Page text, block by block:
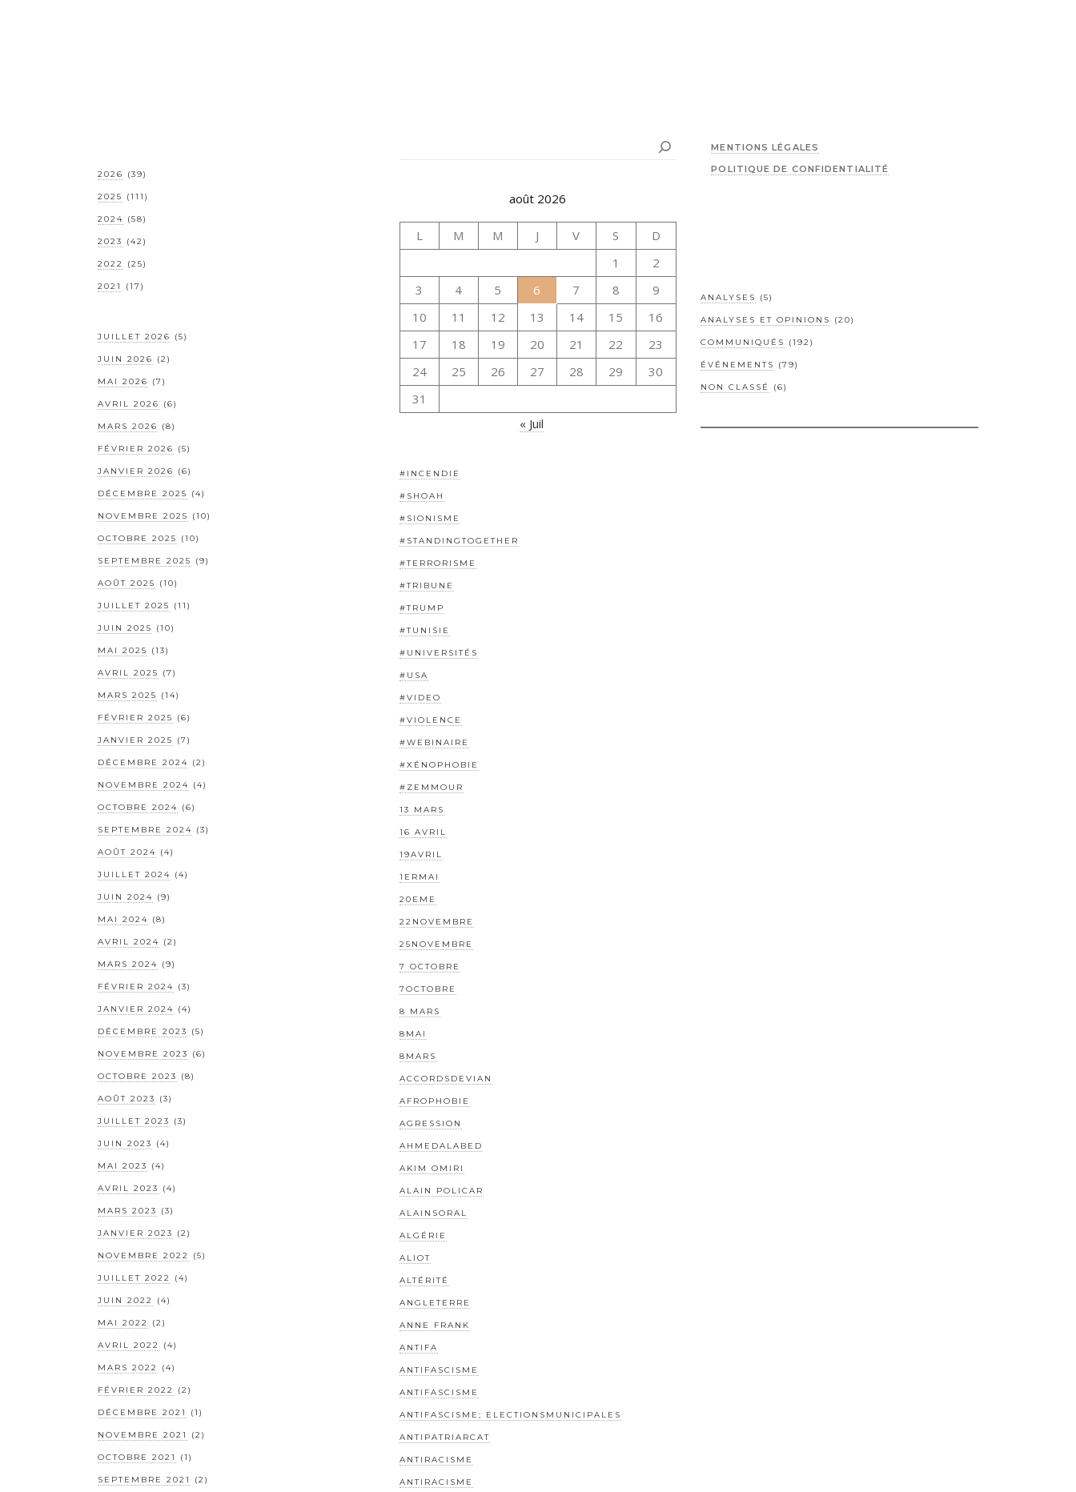
2026 (39)
2025 (111)
2024 (58)
2023 (42)
2022 (25)
2021 (17)
JUILLET 2026 (5)
JUIN 2026 (2)
MAI 2026 (7)
AVRIL 2026 (6)
MARS 2026 (8)
FÉVRIER 2026 (5)
JANVIER 2026 (6)
DÉCEMBRE 2025 (4)
NOVEMBRE 2025 (10)
OCTOBRE 2025 (10)
SEPTEMBRE 2025 (9)
AOÛT 2025 (10)
JUILLET 2025 (11)
JUIN 2025 (10)
MAI 2025 (13)
AVRIL 2025 (7)
MARS 2025 (14)
FÉVRIER 2025 (6)
JANVIER 2025 (7)
DÉCEMBRE 2024 (2)
NOVEMBRE 2024 (4)
OCTOBRE 2024 (6)
SEPTEMBRE 2024 (3)
AOÛT 2024 (4)
JUILLET 2024 (4)
JUIN 2024 (9)
MAI 2024 (8)
AVRIL 2024 (2)
MARS 2024 (9)
FÉVRIER 2024 (3)
JANVIER 2024 (4)
DÉCEMBRE 2023 (5)
NOVEMBRE 2023 (6)
OCTOBRE 2023 (8)
AOÛT 2023 (3)
JUILLET 2023 (3)
JUIN 2023 (4)
MAI 2023 (4)
AVRIL 2023 (4)
MARS 2023 (3)
JANVIER 2023 (2)
NOVEMBRE 2022 (5)
JUILLET 2022 (4)
JUIN 2022 (4)
MAI 2022 (2)
AVRIL 2022 (4)
MARS 2022 (4)
FÉVRIER 2022 (2)
DÉCEMBRE 2021 (1)
NOVEMBRE 2021 (2)
OCTOBRE 2021 (1)
SEPTEMBRE 2021 (2)
août 2026
L M M J V S
D
1
2
3
4 5 6 7 8
9
10
11 12 13 14 15
16
17
18 19 20 21 22
23
24
25 26 27 28 29
30
31
« Juil
#INCENDIE
#SHOAH
#SIONISME
#STANDINGTOGETHER
#TERRORISME
#TRIBUNE
#TRUMP
#TUNISIE
#UNIVERSITÉS
#USA
#VIDEO
#VIOLENCE
#WEBINAIRE
#XÉNOPHOBIE
#ZEMMOUR
13 MARS
16 AVRIL
19AVRIL
1ERMAI
20EME
22NOVEMBRE
25NOVEMBRE
7 OCTOBRE
7OCTOBRE
8 MARS
8MAI
8MARS
ACCORDSDEVIAN
AFROPHOBIE
AGRESSION
AHMEDALABED
AKIM OMIRI
ALAIN POLICAR
ALAINSORAL
ALGÉRIE
ALIOT
ALTÉRITÉ
ANGLETERRE
ANNE FRANK
ANTIFA
ANTIFASCISME
ANTIFASCISME
ANTIFASCISME; ELECTIONSMUNICIPALES
ANTIPATRIARCAT
ANTIRACISME
ANTIRACISME
MENTIONS LÉGALES
POLITIQUE DE CONFIDENTIALITÉ
ANALYSES (5)
ANALYSES ET OPINIONS (20)
COMMUNIQUÉS (192)
ÉVÉNEMENTS (79)
NON CLASSÉ (6)